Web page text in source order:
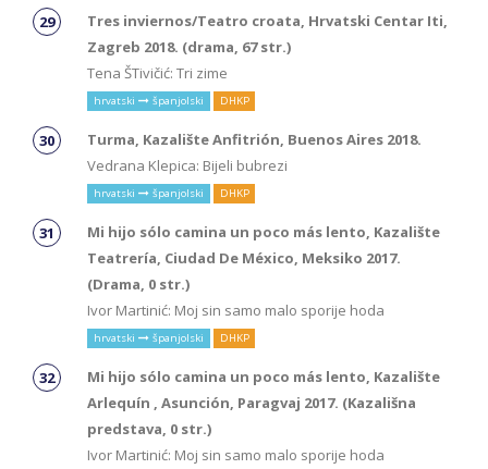
Tres inviernos/Teatro croata, Hrvatski Centar Iti,
Zagreb 2018. (drama, 67 str.)
Tena ŠTivičić: Tri zime
hrvatski španjolski DHKP
Turma, Kazalište Anfitrión, Buenos Aires 2018.
Vedrana Klepica: Bijeli bubrezi
hrvatski španjolski DHKP
Mi hijo sólo camina un poco más lento, Kazalište
Teatrería, Ciudad De México, Meksiko 2017.
(Drama, 0 str.)
Ivor Martinić: Moj sin samo malo sporije hoda
hrvatski španjolski DHKP
Mi hijo sólo camina un poco más lento, Kazalište
Arlequín , Asunción, Paragvaj 2017. (Kazališna
predstava, 0 str.)
Ivor Martinić: Moj sin samo malo sporije hoda